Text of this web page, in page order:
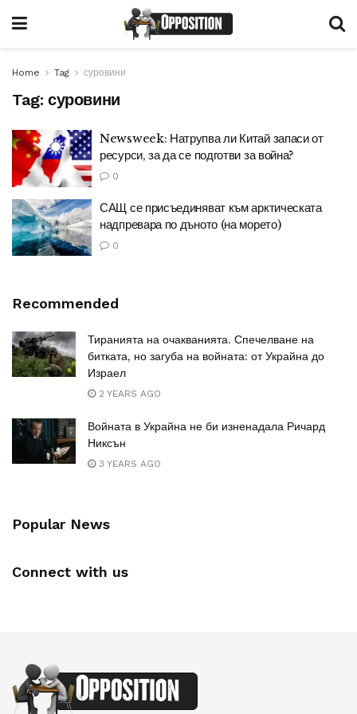
Home Tag суровини
Tag: суровини
Newsweek: Натрупва ли Китай запаси от
ресурси, за да се подготви за война?
0
САЩ се присъединяват към арктическата
надпревара по дъното (на морето)
0
Recommended
Тиранията на очакванията. Спечелване на
битката, но загуба на войната: от Украйна до
Израел
2 YEARS AGO
Войната в Украйна не би изненадала Ричард
Никсън
3 YEARS AGO
Popular News
Connect with us